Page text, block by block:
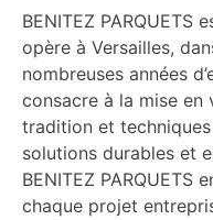
BENITEZ PARQUETS
opère à Versailles,
nombreuses années
consacre à la mise en
tradition et
solutions durables et
BENITEZ PARQUETS
chaque projet